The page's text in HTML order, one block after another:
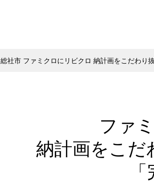
総社市 ファミクロにリビクロ 納計画をこだわり
ファ
納計画をこだ